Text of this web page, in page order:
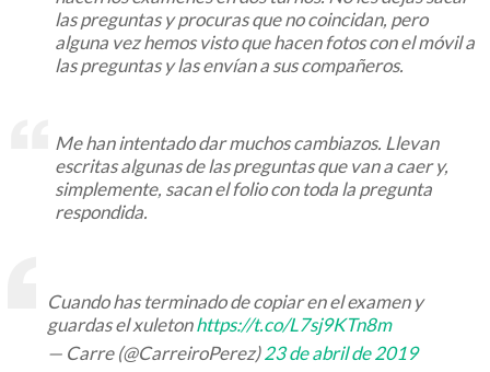
las preguntas y procuras que no coincidan, pero
alguna vez hemos visto que hacen fotos con el móvil a
las preguntas y las envían a sus compañeros.
Me han intentado dar muchos cambiazos. Llevan
escritas algunas de las preguntas que van a caer y,
simplemente, sacan el folio con toda la pregunta
respondida.
Cuando has terminado de copiar en el examen y
guardas el xuletonhttps://t.co/L7sj9KTn8m
— Carre (@CarreiroPerez)23 de abril de 2019